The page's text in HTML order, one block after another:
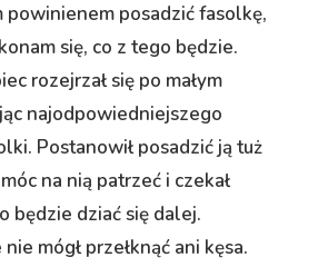
powinienem posadzić fasolkę,
się, co z tego będzie.
rozejrzał się po małym
najodpowiedniejszego
Postanowił posadzić ją tuż
na nią patrzeć i czekał
będzie dziać się dalej.
mógł przełknąć ani kęsa.